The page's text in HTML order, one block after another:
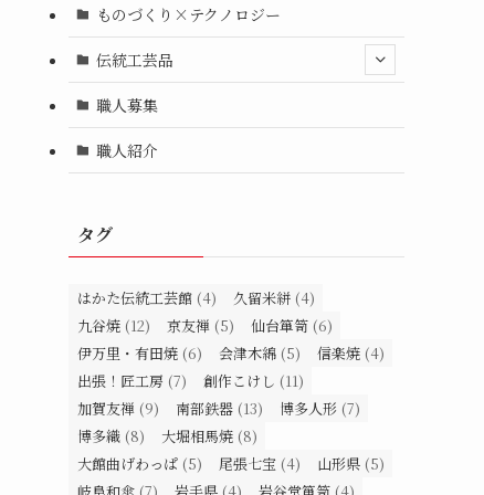
ものづくり×テクノロジー
伝統工芸品
職人募集
職人紹介
タグ
はかた伝統工芸館 (4) 久留米絣 (4)
九谷焼 (12) 京友禅 (5) 仙台箪笥 (6)
伊万里・有田焼 (6) 会津木綿 (5) 信楽焼 (4)
出張！匠工房 (7) 創作こけし (11)
加賀友禅 (9) 南部鉄器 (13) 博多人形 (7)
博多織 (8) 大堀相馬焼 (8)
大館曲げわっぱ (5) 尾張七宝 (4) 山形県 (5)